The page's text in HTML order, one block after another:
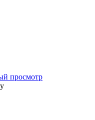
просмотр